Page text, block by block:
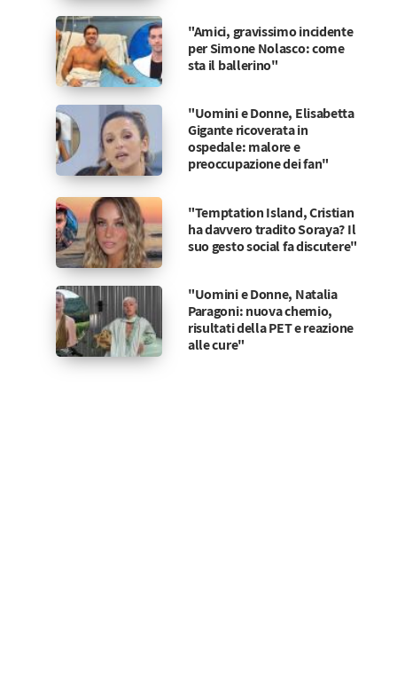
"Amici, gravissimo incidente
per Simone Nolasco: come
sta il ballerino"
"Uomini e Donne, Elisabetta
Gigante ricoverata in
ospedale: malore e
preoccupazione dei fan"
"Temptation Island, Cristian
ha davvero tradito Soraya? Il
suo gesto social fa discutere"
"Uomini e Donne, Natalia
Paragoni: nuova chemio,
risultati della PET e reazione
alle cure"